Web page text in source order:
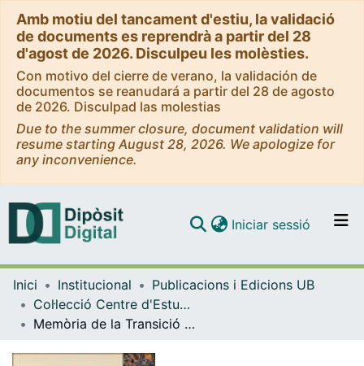
Amb motiu del tancament d'estiu, la validació
de documents es reprendrà a partir del 28
d'agost de 2026. Disculpeu les molèsties.
Con motivo del cierre de verano, la validación de
documentos se reanudará a partir del 28 de agosto
de 2026. Disculpad las molestias
Due to the summer closure, document validation will
resume starting August 28, 2026. We apologize for
any inconvenience.
Navega per tot el DD
Com publicar
Iniciar sessió (current)
Inici Institucional
Publicacions i Edicions UB
Col·lecció Centre d'Estudis Històrics Internacionals (CEHI-UB) - eBooks - (Publicacions i Edicions UB)
Memòria de la Transició a Espanya i a Catalunya II: sindicalisme, gènere i qüestió nacional